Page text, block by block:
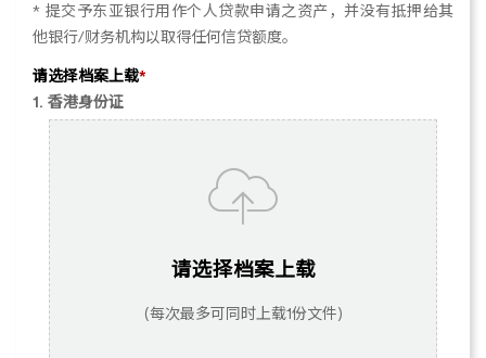
* 提交予东亚银行用作个人贷款申请之资产，并没有抵押给其
他银行/财务机构以取得任何信贷额度。
请选择档案上载*
1. 香港身份证
请选择档案上载
(每次最多可同时上载1份文件)